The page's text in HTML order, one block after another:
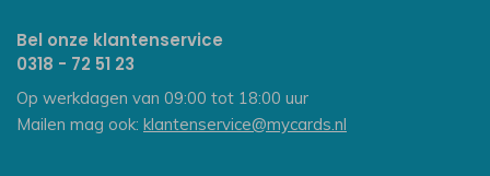
Bel onze klantenservice
0318 - 72 51 23
Op werkdagen van 09:00 tot 18:00 uur
Mailen mag ook: klantenservice@mycards.nl